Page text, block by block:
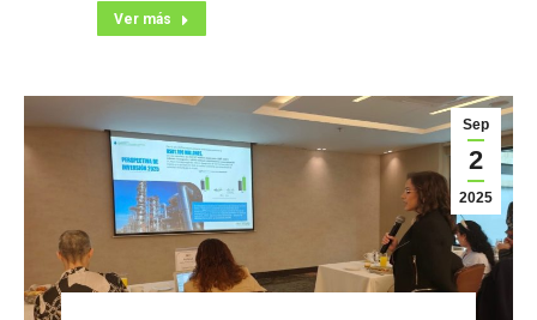
Ver más
Sep
2
2025